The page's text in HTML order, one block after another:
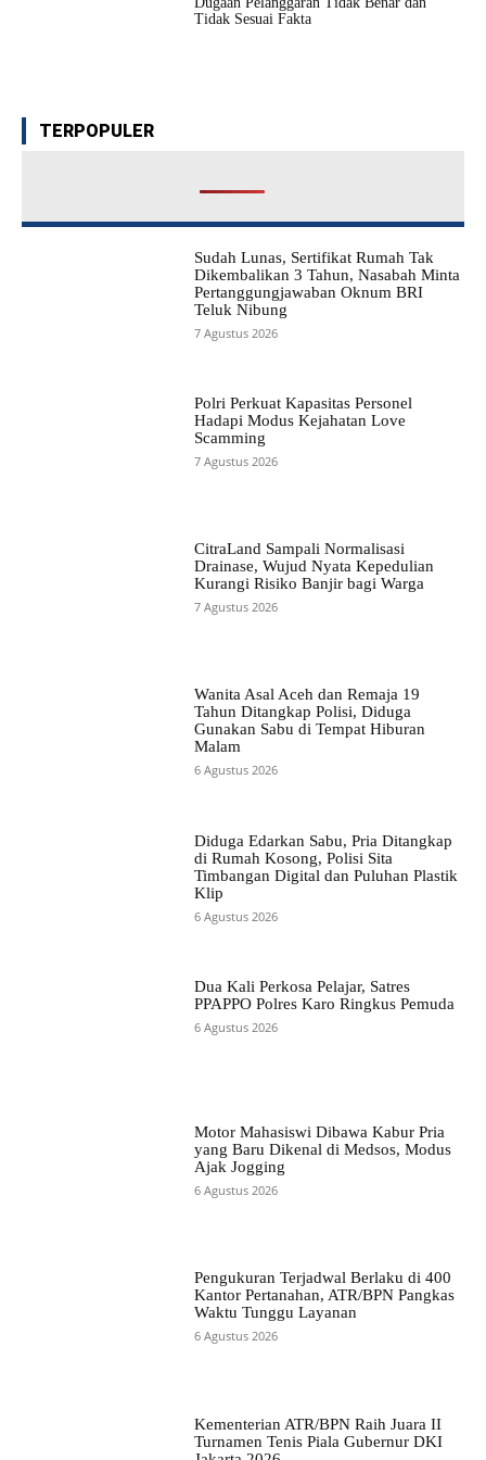
Tidak Sesuai Fakta
TERPOPULER
Sudah Lunas, Sertifikat Rumah Tak
Dikembalikan 3 Tahun, Nasabah Minta
Pertanggungjawaban Oknum BRI
Teluk Nibung
7 Agustus 2026
Polri Perkuat Kapasitas Personel
Hadapi Modus Kejahatan Love
Scamming
7 Agustus 2026
CitraLand Sampali Normalisasi
Drainase, Wujud Nyata Kepedulian
Kurangi Risiko Banjir bagi Warga
7 Agustus 2026
Wanita Asal Aceh dan Remaja 19
Tahun Ditangkap Polisi, Diduga
Gunakan Sabu di Tempat Hiburan
Malam
6 Agustus 2026
Diduga Edarkan Sabu, Pria Ditangkap
di Rumah Kosong, Polisi Sita
Timbangan Digital dan Puluhan Plastik
Klip
6 Agustus 2026
Dua Kali Perkosa Pelajar, Satres
PPAPPO Polres Karo Ringkus Pemuda
6 Agustus 2026
Motor Mahasiswi Dibawa Kabur Pria
yang Baru Dikenal di Medsos, Modus
Ajak Jogging
6 Agustus 2026
Pengukuran Terjadwal Berlaku di 400
Kantor Pertanahan, ATR/BPN Pangkas
Waktu Tunggu Layanan
6 Agustus 2026
Kementerian ATR/BPN Raih Juara II
Turnamen Tenis Piala Gubernur DKI